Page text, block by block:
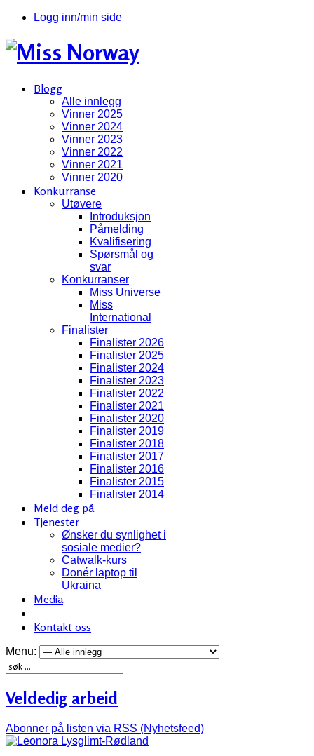
Logg inn/min side
Blogg
Alle innlegg
Vinner 2025
Vinner 2024
Vinner 2023
Vinner 2022
Vinner 2021
Vinner 2020
Konkurranse
Utøvere
Introduksjon
Påmelding
Kvalifisering
Spørsmål og
svar
Konkurranser
Miss Universe
Miss
International
Finalister
Finalister 2026
Finalister 2025
Finalister 2024
Finalister 2023
Finalister 2022
Finalister 2021
Finalister 2020
Finalister 2019
Finalister 2018
Finalister 2017
Finalister 2016
Finalister 2015
Finalister 2014
Meld deg på
Tjenester
Ønsker du synlighet i
sosiale medier?
Catwalk-kurs
Donér laptop til
Ukraina
Media
Kontakt oss
Menu:
Veldedig arbeid
Abonner på listen via RSS (Nyhetsfeed)